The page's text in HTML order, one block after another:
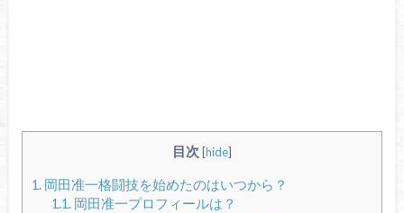
目次 [hide]
1.岡田准一格闘技を始めたのはいつから？
1.1.岡田准一プロフィールは？